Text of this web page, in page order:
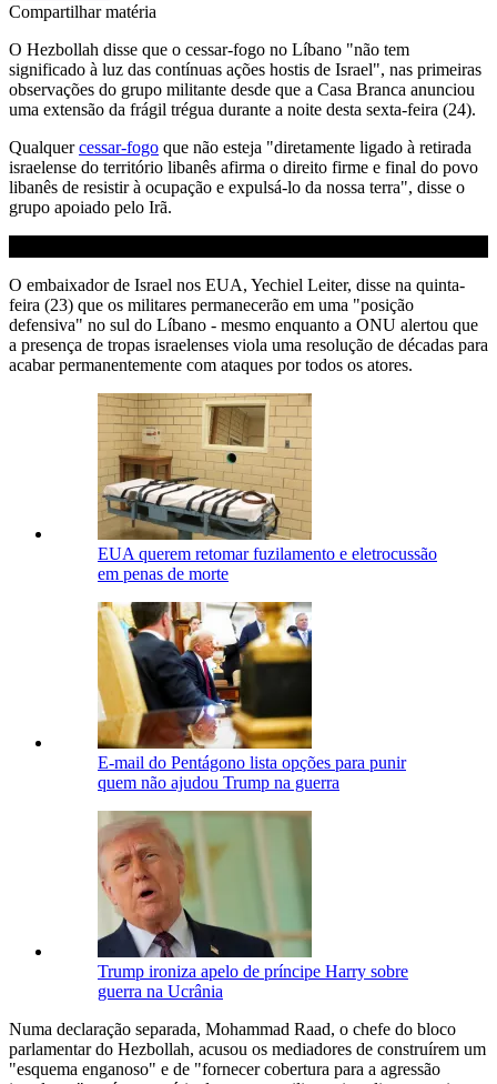
Compartilhar matéria
O Hezbollah disse que o cessar-fogo no Líbano "não tem
significado à luz das contínuas ações hostis de Israel", nas primeiras
observações do grupo militante desde que a Casa Branca anunciou
uma extensão da frágil trégua durante a noite desta sexta-feira (24).
Qualquercessar-fogo que não esteja "diretamente ligado à retirada
israelense do território libanês afirma o direito firme e final do povo
libanês de resistir à ocupação e expulsá-lo da nossa terra", disse o
grupo apoiado pelo Irã.
O embaixador de Israel nos EUA, Yechiel Leiter, disse na quinta-
feira (23) que os militares permanecerão em uma "posição
defensiva" no sul do Líbano - mesmo enquanto a ONU alertou que
a presença de tropas israelenses viola uma resolução de décadas para
acabar permanentemente com ataques por todos os atores.
EUA querem retomar fuzilamento e eletrocussão
em penas de morte
E-mail do Pentágono lista opções para punir
quem não ajudou Trump na guerra
Trump ironiza apelo de príncipe Harry sobre
guerra na Ucrânia
Numa declaração separada, Mohammad Raad, o chefe do bloco
parlamentar do Hezbollah, acusou os mediadores de construírem um
"esquema enganoso" e de "fornecer cobertura para a agressão